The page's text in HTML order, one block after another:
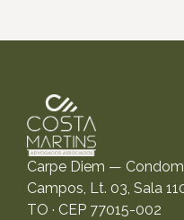
Carpe Diem —
Campos, Lt. 03, Sala
TO · CEP 77015-002